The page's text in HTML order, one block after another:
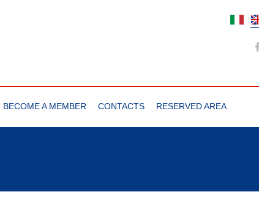
BECOME A MEMBER CONTACTS RESERVED AREA